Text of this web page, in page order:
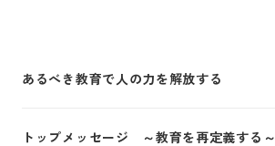
あるべき教育で人の力を解放する
トップメッセージ ～教育を再定義する～